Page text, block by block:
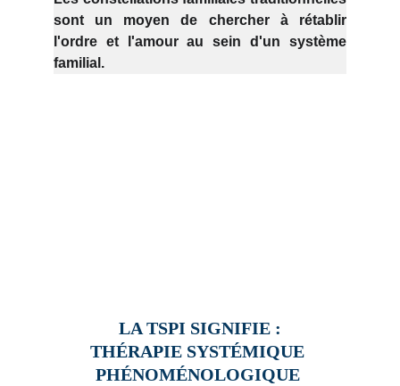
sont un moyen de chercher à rétablir
l'ordre et l'amour au sein d'un système
familial.
LA TSPI SIGNIFIE :
THÉRAPIE SYSTÉMIQUE
PHÉNOMÉNOLOGIQUE